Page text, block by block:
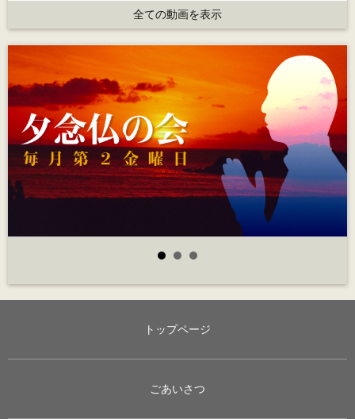
全ての動画を表示
トップページ
ごあいさつ